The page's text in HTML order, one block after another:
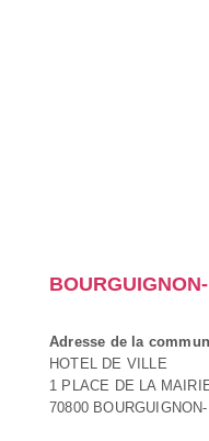
Adresse de la
HOTEL DE VILLE
1 PLACE DE LA
70800